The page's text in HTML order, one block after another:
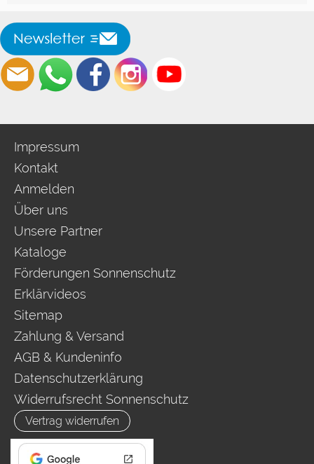
Impressum
Kontakt
Anmelden
Über uns
Unsere Partner
Kataloge
Förderungen Sonnenschutz
Erklärvideos
Sitemap
Zahlung & Versand
AGB & Kundeninfo
Datenschutzerklärung
Widerrufsrecht Sonnenschutz
Vertrag widerrufen